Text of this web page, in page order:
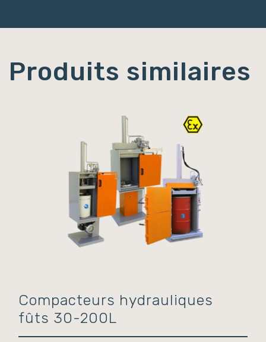
Produits similaires
Compacteurs hydrauliques
fûts 30-200L